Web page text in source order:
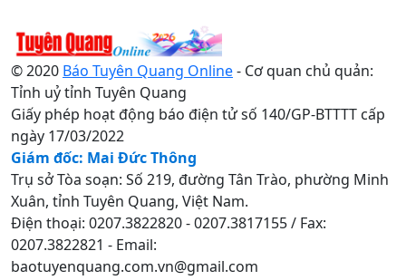
© 2020 Báo Tuyên Quang Online- Cơ quan chủ quản:
Tỉnh uỷ tỉnh Tuyên Quang
Giấy phép hoạt động báo điện tử số 140/GP-BTTTT cấp
ngày 17/03/2022
Giám đốc: Mai Đức Thông
Trụ sở Tòa soạn: Số 219, đường Tân Trào, phường Minh
Xuân, tỉnh Tuyên Quang, Việt Nam.
Điện thoại: 0207.3822820 - 0207.3817155 / Fax:
0207.3822821 - Email:
baotuyenquang.com.vn@gmail.com